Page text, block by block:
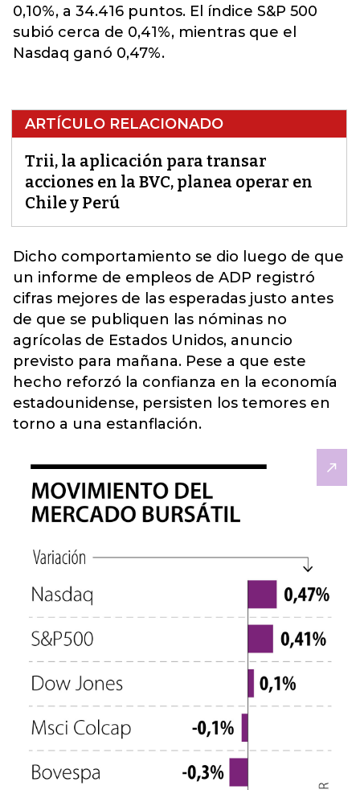
0,10%, a 34.416 puntos. El índice S&P 500
subió cerca de 0,41%, mientras que el
Nasdaq ganó 0,47%.
ARTÍCULO RELACIONADO
Trii, la aplicación para transar
acciones en la BVC, planea operar en
Chile y Perú
Dicho comportamiento se dio luego de que
un informe de empleos de ADP registró
cifras mejores de las esperadas justo antes
de que se publiquen las nóminas no
agrícolas de Estados Unidos, anuncio
previsto para mañana. Pese a que este
hecho reforzó la confianza en la economía
estadounidense, persisten los temores en
torno a una estanflación.